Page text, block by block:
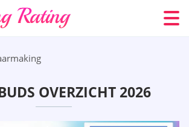
OVERZICHT 2026